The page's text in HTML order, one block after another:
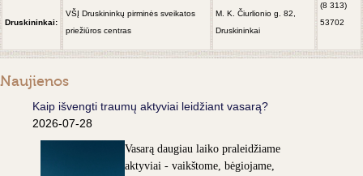
Druskininkai:
VŠĮ Druskininkų pirminės sveikatos
priežiūros centras
M. K. Čiurlionio g. 82,
Druskininkai
(8 313)
53702
Naujienos
Kaip išvengti traumų aktyviai leidžiant vasarą?
2026-07-28
Vasarą daugiau laiko praleidžiame
aktyviai - vaikštome, bėgiojame,